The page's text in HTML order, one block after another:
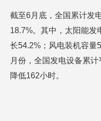
截至6月底，全国累计发
18.7%。其中，太阳能发
长54.2%；风电装机容量
月份，全国发电设备累
降低162小时。